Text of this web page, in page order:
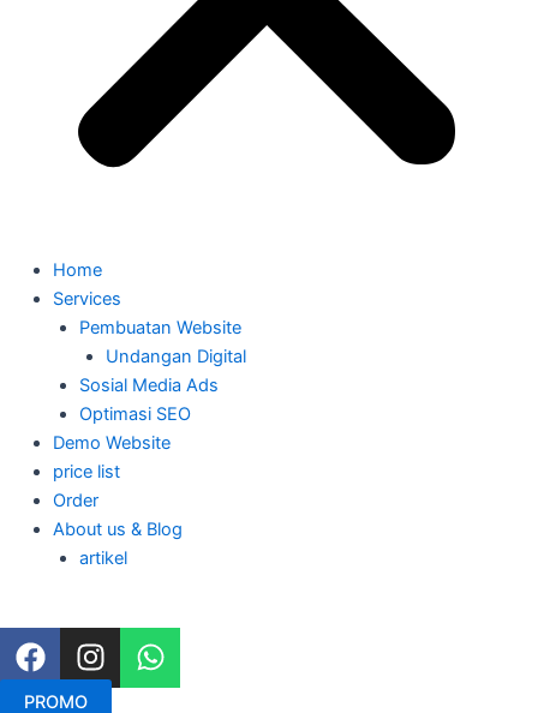
Home
Services
Pembuatan Website
Undangan Digital
Sosial Media Ads
Optimasi SEO
Demo Website
price list
Order
About us & Blog
artikel
F
a
c
I
n
W
h
PROMO